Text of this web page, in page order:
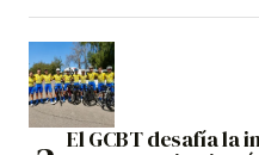
El GCBT desafía la